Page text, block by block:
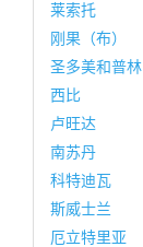
莱索托
刚果（布）
圣多美和普林
西比
卢旺达
南苏丹
科特迪瓦
斯威士兰
厄立特里亚